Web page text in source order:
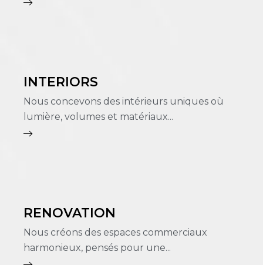
INTERIORS
Nous concevons des intérieurs uniques où
lumière, volumes et matériaux...
RENOVATION
Nous créons des espaces commerciaux
harmonieux, pensés pour une...